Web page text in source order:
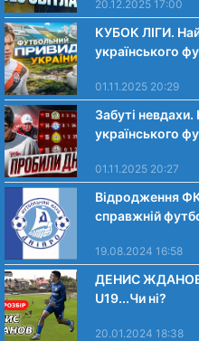
20.12.2025 17:00
КУБОК ЛІГИ.
українського
01.11.2025 20:29
Забуті
українського
01.11.2025 20:27
Відродження
справжній
19.08.2024 16:58
ДЕНИС ЖДАНОВ
U19...Чи нi?
20.01.2024 18:38